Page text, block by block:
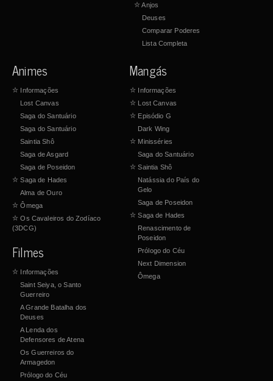
☆Anjos
Deuses
Comparar Poderes
Lista Completa
Animes
☆ Informações
Lost Canvas
Saga do Santuário
Saga do Santuário
Saintia Shô
Saga de Asgard
Saga de Poseidon
☆ Saga de Hades
Alma de Ouro
☆ Ômega
☆ Os Cavaleiros do Zodíaco
(3DCG)
Filmes
☆ Informações
Saint Seiya, o Santo
Guerreiro
A Grande Batalha dos
Deuses
A Lenda dos
Defensores de Atena
Os Guerreiros do
Armagedon
Prólogo do Céu
Mangás
☆ Informações
☆ Lost Canvas
☆ Episódio G
Dark Wing
☆ Minisséries
Saga do Santuário
☆ Saintia Shô
Natássia do País do
Gelo
Saga de Poseidon
☆ Saga de Hades
Renascimento de
Poseidon
Prólogo do Céu
Next Dimension
Ômega